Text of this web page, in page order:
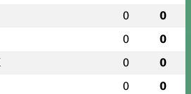
0 0
0 0
0 0
0 0